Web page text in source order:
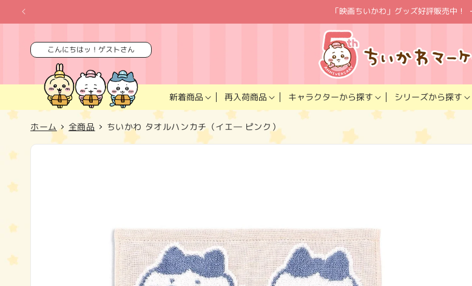
ンツに
進む
「映画ちいかわ」グッズ好評販売中！
こんにちはッ！ゲストさん
新着商品 再入荷商品 キャラクターから探す シリーズから探す
ホーム 全商品 ちいかわ タオルハンカチ（イエ― ピンク）